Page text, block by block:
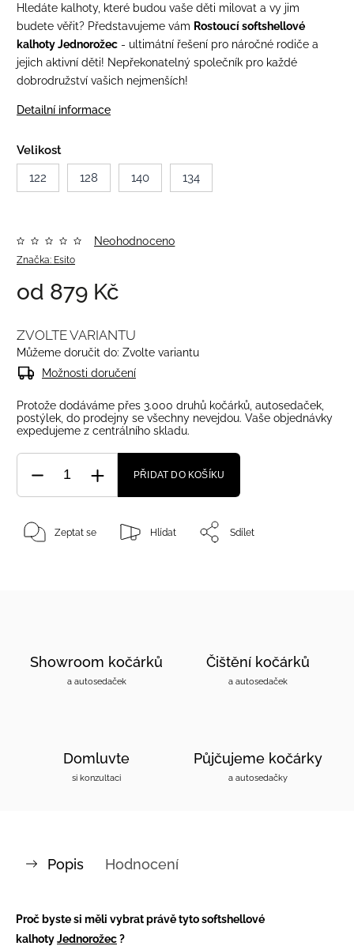
Hledáte kalhoty, které budou vaše děti milovat a vy jim
budete věřit? Představujeme vám Rostoucí softshellové
kalhotyJednorožec - ultimátní řešení pro náročné rodiče a
jejich aktivní děti! Nepřekonatelný společník pro každé
dobrodružství vašich nejmenších!
Detailní informace
Velikost
122
128 140 134
Značka: Esito
Neohodnoceno
od 879 Kč
ZVOLTE VARIANTU
Můžeme doručit do: Zvolte variantu
Možnosti doručení
Protože dodáváme přes 3.000 druhů kočárků, autosedaček,
postýlek, do prodejny se všechny nevejdou. Vaše objednávky
expedujeme z centrálního skladu.
PŘIDAT DO KOŠÍKU
Zeptat se Hlídat Sdílet
Showroom kočárků
a autosedaček
Čištění kočárků
a autosedaček
Domluvte
si konzultaci
Půjčujeme kočárky
a autosedačky
Popis Hodnocení
Proč byste si měli vybrat právě tyto softshellové
kalhotyJednorožec?